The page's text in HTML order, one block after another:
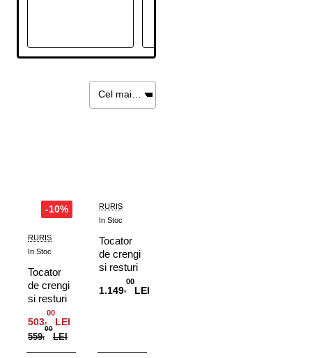
-10%
RURIS
In Stoc
Tocator
de crengi
si resturi
vegetale
RURIS
ST100 S
2.5 KW
503,
00
LEI
559,
00
LEI
RURIS
In Stoc
Tocator
de crengi
si resturi
vegetale
RURIS
1.149,
00
LEI